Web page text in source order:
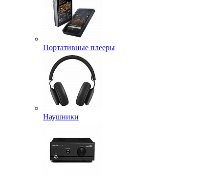
Портативные плееры
Наушники